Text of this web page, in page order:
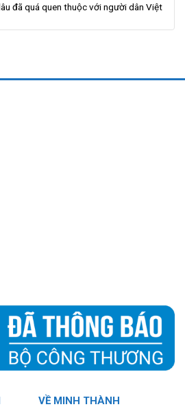
đã quá quen thuộc với người dân Việt
VỀ MINH THÀNH